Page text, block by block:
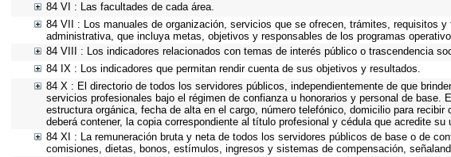
84 VI : Las facultades de cada área.
84 VII : Los manuales de organización, servicios que se ofrecen, trámites, requisitos
administrativa, que incluya metas, objetivos y responsables de los programas
84 VIII : Los indicadores relacionados con temas de interés público o trascendencia
84 IX : Los indicadores que permitan rendir cuenta de sus objetivos y resultados.
84 X : El directorio de todos los servidores públicos, independientemente de que
servicios profesionales bajo el régimen de confianza u honorarios y personal de
estructura orgánica, fecha de alta en el cargo, número telefónico, domicilio para
deberá contener, la copia correspondiente al título profesional y cédula que acredite su
84 XI : La remuneración bruta y neta de todos los servidores públicos de base o de
comisiones, dietas, bonos, estímulos, ingresos y sistemas de compensación,